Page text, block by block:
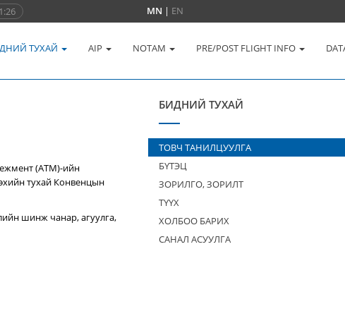
MN | EN
ТУХАЙ AIP NOTAM PRE/POST FLIGHT INFO
(ATM)-ийн
тухай Конвенцын
шинж чанар, агуулга,
БИДНИЙ ТУХАЙ
ТОВЧ ТАНИЛЦУУЛГА
БҮТЭЦ
ЗОРИЛГО, ЗОРИЛТ
ТҮҮХ
ХОЛБОО БАРИХ
САНАЛ АСУУЛГА